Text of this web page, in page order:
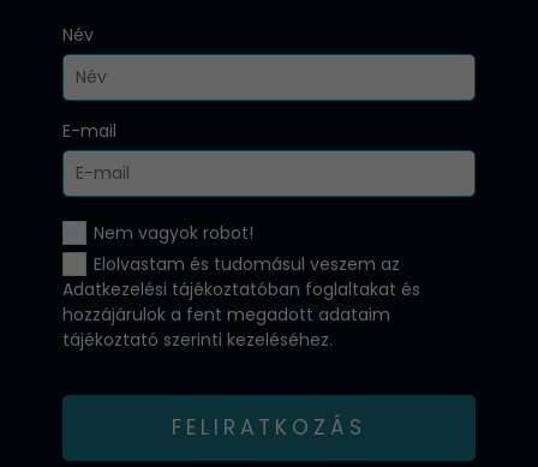
Név
E-mail
Nem vagyok robot!
Elolvastam és tudomásul veszem az
Adatkezelési tájékoztatóban foglaltakat és
hozzájárulok a fent megadott adataim
tájékoztató szerinti kezeléséhez.
FELIRATKOZÁS